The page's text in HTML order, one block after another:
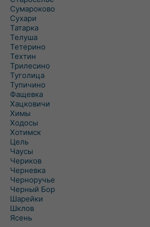
Сумароково
Сухари
Татарка
Телуша
Тетерино
Техтин
Трилесино
Туголица
Тупичино
Фащевка
Хацковичи
Химы
Ходосы
Хотимск
Цель
Чаусы
Чериков
Черневка
Черноручье
Черный Бор
Шарейки
Шклов
Ясень